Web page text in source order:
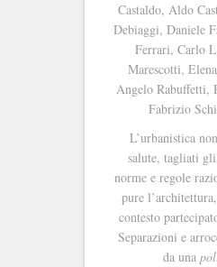
Castaldo, Aldo
Debiaggi, Daniele
Ferrari, Carlo
Marescotti,
Angelo Rabuffetti,
Fabrizio
L’urbanistica
salute, tagliati
norme e regole
pure
contesto
Separazioni e
da una